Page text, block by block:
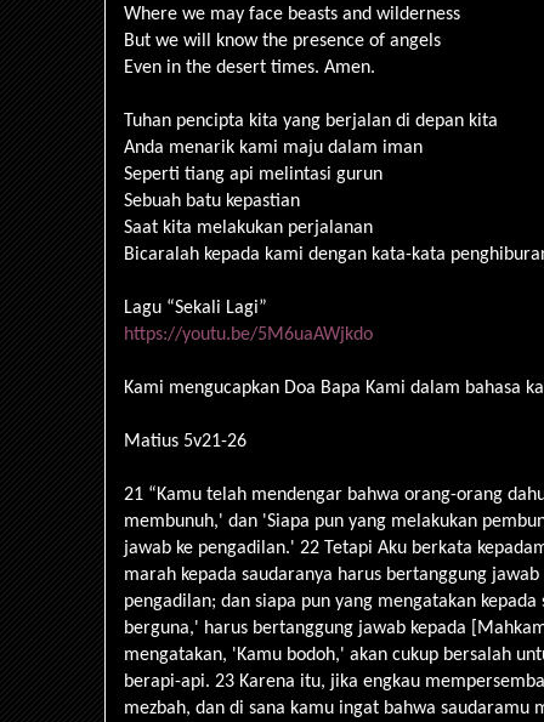
Where we may face beasts and wilderness
But we will know the presence of angels
Even in the desert times. Amen.
Tuhan pencipta kita yang berjalan di depan kita
Anda menarik kami maju dalam iman
Seperti tiang api melintasi gurun
Sebuah batu kepastian
Saat kita melakukan perjalanan
Bicaralah kepada kami dengan kata-kata
Lagu “Sekali Lagi”
https://youtu.be/5M6uaAWjkdo
Kami mengucapkan Doa Bapa Kami dalam bahasa
Matius 5v21-26
21 “Kamu telah mendengar bahwa orang-orang
membunuh,' dan 'Siapa pun yang melakukan
jawab ke pengadilan.' 22 Tetapi Aku berkata
marah kepada saudaranya harus bertanggung
pengadilan; dan siapa pun yang mengatakan
berguna,' harus bertanggung jawab kepada
mengatakan, 'Kamu bodoh,' akan cukup bersalah
berapi-api. 23 Karena itu, jika engkau
mezbah, dan di sana kamu ingat bahwa saudaramu